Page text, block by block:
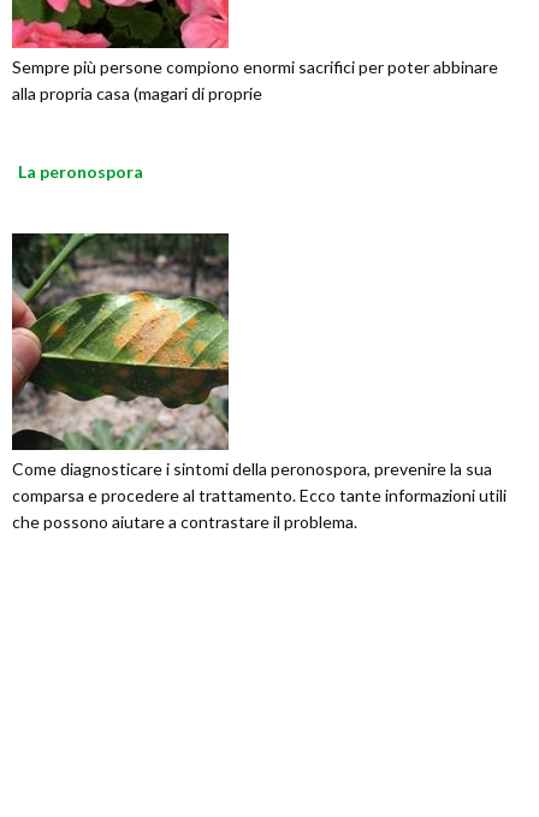
Sempre più persone compiono enormi sacrifici per poter abbinare
alla propria casa (magari di proprie
La peronospora
Come diagnosticare i sintomi della peronospora, prevenire la sua
comparsa e procedere al trattamento. Ecco tante informazioni utili
che possono aiutare a contrastare il problema.